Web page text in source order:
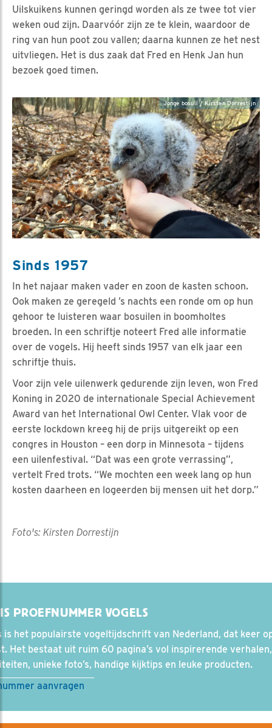
Uilskuikens kunnen geringd worden als ze twee tot vier
weken oud zijn. Daarvóór zijn ze te klein, waardoor de
ring van hun poot zou vallen; daarna kunnen ze het nest
uitvliegen. Het is dus zaak dat Fred en Henk Jan hun
bezoek goed timen.
Jonge bosuil / Kirsten Dorrestijn
Sinds 1957
In het najaar maken vader en zoon de kasten schoon.
Ook maken ze geregeld ’s nachts een ronde om op hun
gehoor te luisteren waar bosuilen in boomholtes
broeden. In een schriftje noteert Fred alle informatie
over de vogels. Hij heeft sinds 1957 van elk jaar een
schriftje thuis.
Voor zijn vele uilenwerk gedurende zijn leven, won Fred
Koning in 2020 de internationale Special Achievement
Award van het International Owl Center. Vlak voor de
eerste lockdown kreeg hij de prijs uitgereikt op een
congres in Houston – een dorp in Minnesota – tijdens
een uilenfestival. “Dat was een grote verrassing”,
vertelt Fred trots. “We mochten een week lang op hun
kosten daarheen en logeerden bij mensen uit het dorp.”
Foto's: Kirsten Dorrestijn
PROEFNUMMER VOGELS
is het populairste vogeltijdschrift van Nederland, dat keer
Het bestaat uit ruim 60 pagina’s vol inspirerende verhalen,
unieke foto’s, handige kijktips en leuke producten.
aanvragen